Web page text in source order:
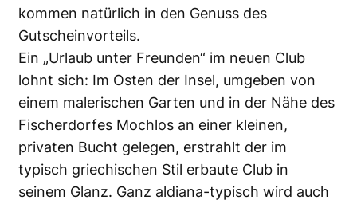
kommen natürlich in den Genuss des
Gutscheinvorteils.
Ein „Urlaub unter Freunden“ im neuen Club
lohnt sich: Im Osten der Insel, umgeben von
einem malerischen Garten und in der Nähe des
Fischerdorfes Mochlos an einer kleinen,
privaten Bucht gelegen, erstrahlt der im
typisch griechischen Stil erbaute Club in
seinem Glanz. Ganz aldiana-typisch wird auch